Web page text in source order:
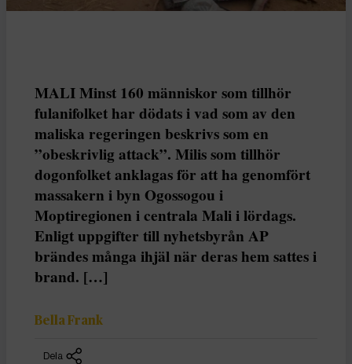
MALI Minst 160 människor som tillhör
fulanifolket har dödats i vad som av den
maliska regeringen beskrivs som en
”obeskrivlig attack”. Milis som tillhör
dogonfolket anklagas för att ha genomfört
massakern i byn Ogossogou i
Moptiregionen i centrala Mali i lördags.
Enligt uppgifter till nyhetsbyrån AP
brändes många ihjäl när deras hem sattes i
brand. […]
Bella Frank
Dela